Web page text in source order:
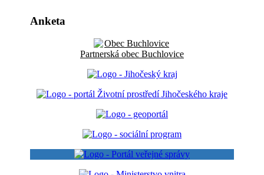
Anketa
Partnerská obec Buchlovice